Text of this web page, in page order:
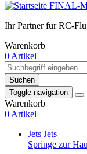
Ihr Partner für RC-
Warenkorb
0 Artikel
Suchen
Toggle navigation
Warenkorb
0 Artikel
Jets Jets
Springe zur